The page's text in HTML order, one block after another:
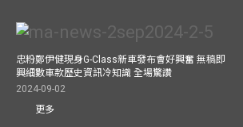
忠粉鄭伊健現身G-Class新車發布會好興奮 無稿即
興細數車款歷史資訊冷知識 全場驚讚
2024-09-02
更多